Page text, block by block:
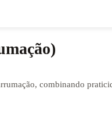
combinando